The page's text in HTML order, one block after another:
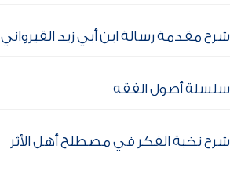
شرح مقدمة رسالة ابن أبي زيد القيرواني
سلسلة أصول الفقه
شرح نخبة الفكر في مصطلح أهل الأثر